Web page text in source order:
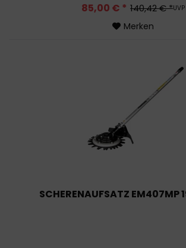
140,42 € *UVP
85,00 € *
Merken
SCHERENAUFSATZ EM407MP